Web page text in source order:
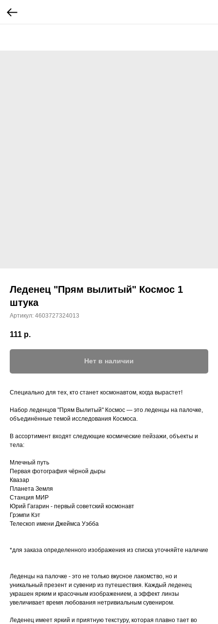
Леденец "Прям вылитый" Космос 1
штука
Артикул: 4603727324013
111 р.
Нет в наличии
Специально для тех, кто станет космонавтом, когда вырастет!
Набор леденцов "Прям Вылитый" Космос — это леденцы на палочке,
объединённые темой исследования Космоса.
В ассортимент входят следующие космические пейзажи, объекты и
тела:
Млечный путь
Первая фотография чёрной дыры
Квазар
Планета Земля
Станция МИР
Юрий Гагарин - первый советский космонавт
Грэмпи Кэт
Телескоп имени Джеймса Уэбба
*для заказа определенного изображения из списка уточняйте наличие
Леденцы на палочке - это не только вкусное лакомство, но и
уникальный презент и сувенир из путешествия. Каждый леденец
украшен ярким и красочным изображением, а эффект линзы
увеличивает время любования нетривиальным сувениром.
Леденец имеет яркий и приятную текстуру, которая плавно тает во